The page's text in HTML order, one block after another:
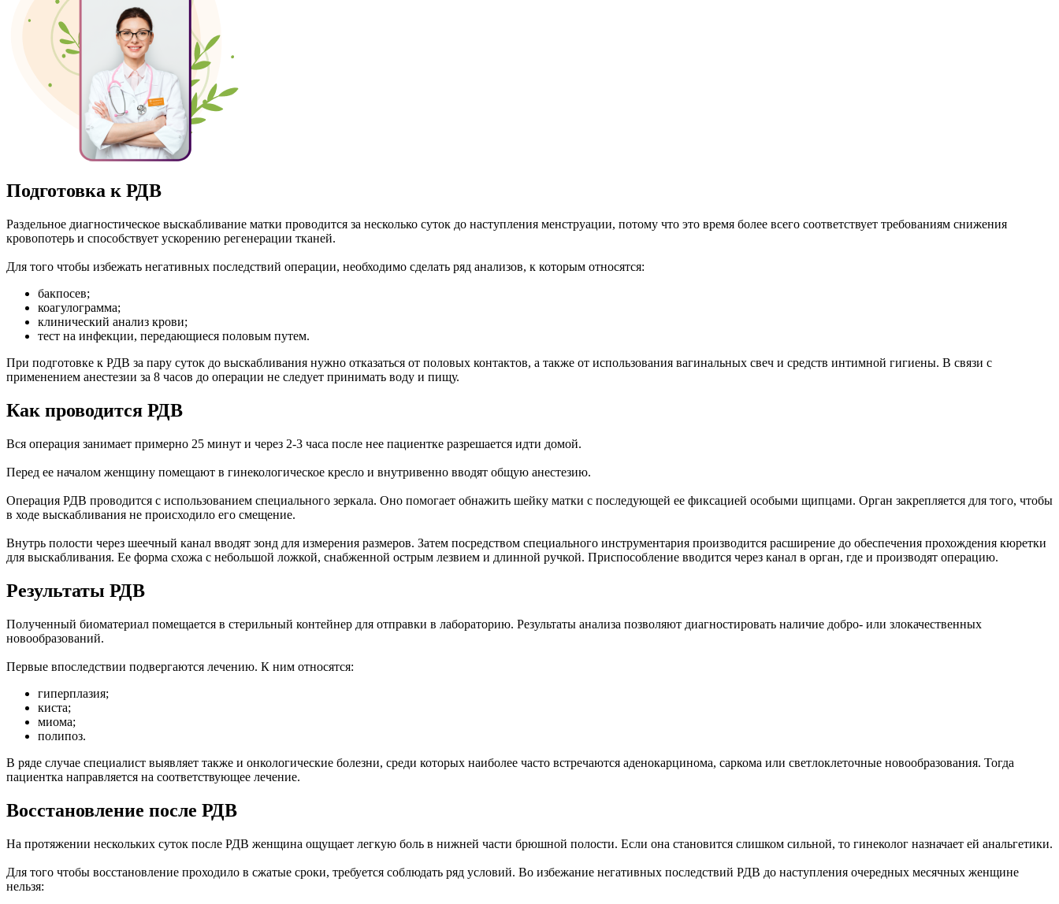
Подготовка к РДВ
Раздельное диагностическое выскабливание матки проводится за несколько суток до наступления менструации, потому что это время более всего соответствует требованиям снижения
кровопотерь и способствует ускорению регенерации тканей.
Для того чтобы избежать негативных последствий операции, необходимо сделать ряд анализов, к которым относятся:
бакпосев;
коагулограмма;
клинический анализ крови;
тест на инфекции, передающиеся половым путем.
При подготовке к РДВ за пару суток до выскабливания нужно отказаться от половых контактов, а также от использования вагинальных свеч и средств интимной гигиены. В связи с
применением анестезии за 8 часов до операции не следует принимать воду и пищу.
Как проводится РДВ
Вся операция занимает примерно 25 минут и через 2-3 часа после нее пациентке разрешается идти домой.
Перед ее началом женщину помещают в гинекологическое кресло и внутривенно вводят общую анестезию.
Операция РДВ проводится с использованием специального зеркала. Оно помогает обнажить шейку матки с последующей ее фиксацией особыми щипцами. Орган закрепляется для того, чтобы
в ходе выскабливания не происходило его смещение.
Внутрь полости через шеечный канал вводят зонд для измерения размеров. Затем посредством специального инструментария производится расширение до обеспечения прохождения кюретки
для выскабливания. Ее форма схожа с небольшой ложкой, снабженной острым лезвием и длинной ручкой. Приспособление вводится через канал в орган, где и производят операцию.
Результаты РДВ
Полученный биоматериал помещается в стерильный контейнер для отправки в лабораторию. Результаты анализа позволяют диагностировать наличие добро- или злокачественных
новообразований.
Первые впоследствии подвергаются лечению. К ним относятся:
гиперплазия;
киста;
миома;
полипоз.
В ряде случае специалист выявляет также и онкологические болезни, среди которых наиболее часто встречаются аденокарцинома, саркома или светлоклеточные новообразования. Тогда
пациентка направляется на соответствующее лечение.
Восстановление после РДВ
На протяжении нескольких суток после РДВ женщина ощущает легкую боль в нижней части брюшной полости. Если она становится слишком сильной, то гинеколог назначает ей анальгетики.
Для того чтобы восстановление проходило в сжатые сроки, требуется соблюдать ряд условий. Во избежание негативных последствий РДВ до наступления очередных месячных женщине
нельзя: